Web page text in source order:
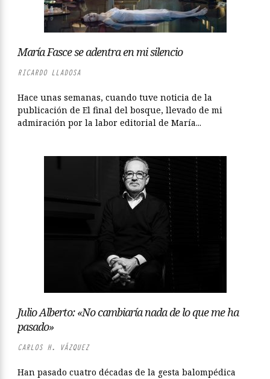
María Fasce se adentra en mi silencio
RICARDO LLADOSA
Hace unas semanas, cuando tuve noticia de la
publicación de El final del bosque, llevado de mi
admiración por la labor editorial de María...
Julio Alberto: «No cambiaría nada de lo que me ha
pasado»
CARLOS H. VÁZQUEZ
Han pasado cuatro décadas de la gesta balompédica